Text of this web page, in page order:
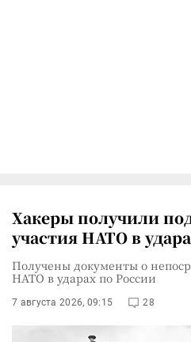
Хакеры получили
участия НАТО в
Получены документы о
НАТО в ударах по России
7 августа 2026, 09:15 28